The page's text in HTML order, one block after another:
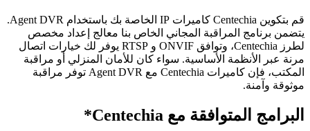
قم بتكوين Centechia كاميرات IP الخاصة بك باستخدام Agent DVR.
يتضمن برنامج المراقبة المجاني الخاص بنا معالج إعداد مخصص
لطرز Centechia، وتوافق ONVIF و RTSP يوفر لك خيارات اتصال
مرنة عبر الأنظمة الأساسية. سواء كان للأمان المنزلي أو مراقبة
المكتب، فإن كاميرات Centechia مع Agent DVR توفر مراقبة
موثوقة وآمنة.
البرامج المتوافقة مع Centechia*